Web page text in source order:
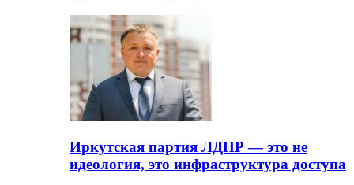
Иркутская партия ЛДПР — это не
идеология, это инфраструктура доступа